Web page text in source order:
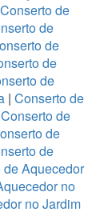
Conserto de
de
de
de
de
| Conserto de
Conserto de
de
de
de Aquecedor
no
no Jardim